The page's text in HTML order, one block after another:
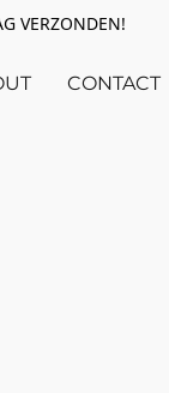
VERZONDEN!
CONTACT